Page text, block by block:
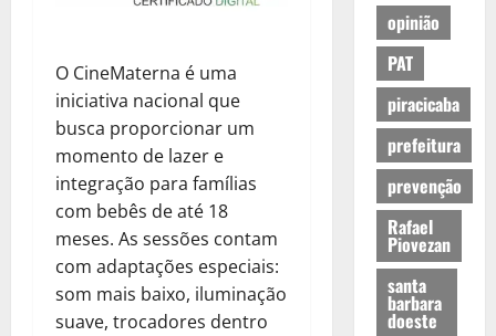
O CineMaterna é uma
iniciativa nacional que
busca proporcionar um
momento de lazer e
integração para famílias
com bebês de até 18
meses. As sessões contam
com adaptações especiais:
som mais baixo, iluminação
suave, trocadores dentro
opinião
PAT
piracicaba
prefeitura
prevenção
Rafael
Piovezan
santa
barbara
doeste